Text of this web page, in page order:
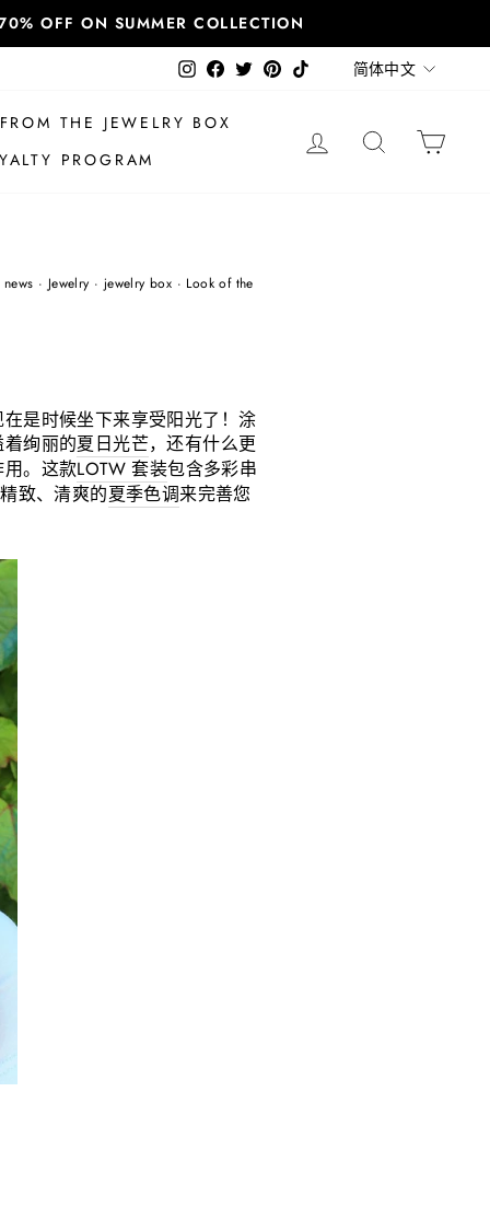
OFF ON SUMMER COLLECTION
InstagramFacebook
TwitterPinterest
TikTok 语
言
简体中文
FROM THE JEWELRY BOX
PROGRAM
登录 搜索
· Jewelry · jewelry box · Look of the
是时候坐下来享受阳光了！涂
绚丽的夏日光芒，还有什么更
。这款LOTW 套装包含多彩串
致、清爽的夏季色调来完善您